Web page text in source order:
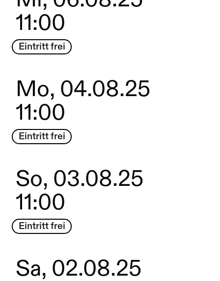
11:00
Eintritt frei
Mo, 04.08.25
11:00
Eintritt frei
So, 03.08.25
11:00
Eintritt frei
Sa, 02.08.25